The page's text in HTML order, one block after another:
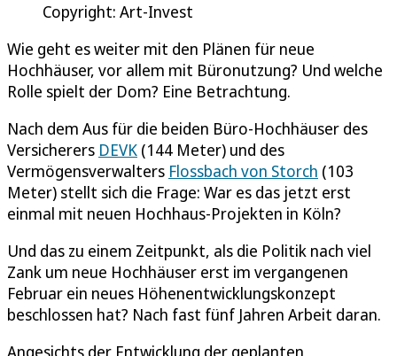
Copyright: Art-Invest
Wie geht es weiter mit den Plänen für neue
Hochhäuser, vor allem mit Büronutzung? Und welche
Rolle spielt der Dom? Eine Betrachtung.
Nach dem Aus für die beiden Büro-Hochhäuser des
Versicherers DEVK (144 Meter) und des
Vermögensverwalters Flossbach von Storch (103
Meter) stellt sich die Frage: War es das jetzt erst
einmal mit neuen Hochhaus-Projekten in Köln?
Und das zu einem Zeitpunkt, als die Politik nach viel
Zank um neue Hochhäuser erst im vergangenen
Februar ein neues Höhenentwicklungskonzept
beschlossen hat? Nach fast fünf Jahren Arbeit daran.